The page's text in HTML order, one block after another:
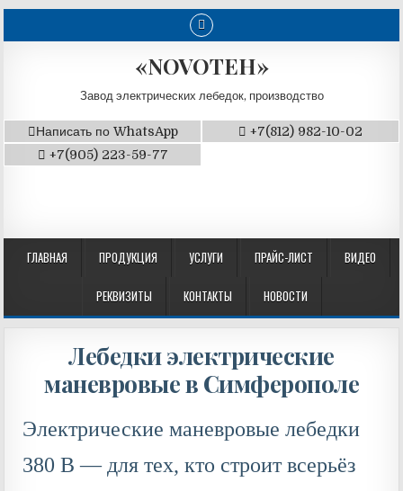
«NOVOTEH»
Завод электрических лебедок, производство
Написать по WhatsApp
+7(812) 982-10-02
+7(905) 223-59-77
ГЛАВНАЯ ПРОДУКЦИЯ УСЛУГИ ПРАЙС-ЛИСТ ВИДЕО
РЕКВИЗИТЫ КОНТАКТЫ НОВОСТИ
Лебедки электрические
маневровые в Симферополе
Электрические маневровые лебедки
380 В — для тех, кто строит всерьёз